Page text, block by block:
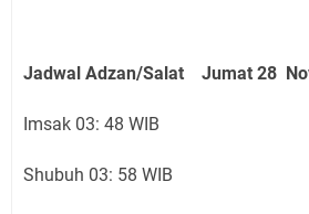
Jadwal Adzan/Salat Jumat 28
Imsak 03: 48 WIB
Shubuh 03: 58 WIB